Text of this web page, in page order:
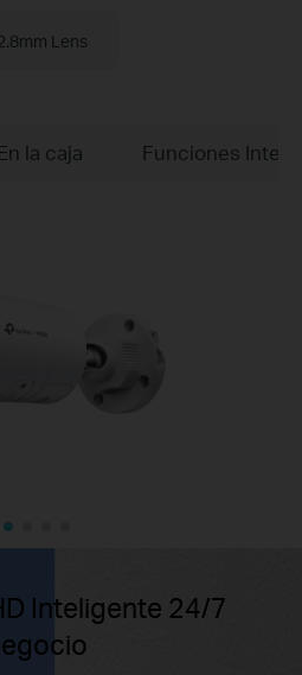
Lens
En la caja Funciones
Inteligente 24/7